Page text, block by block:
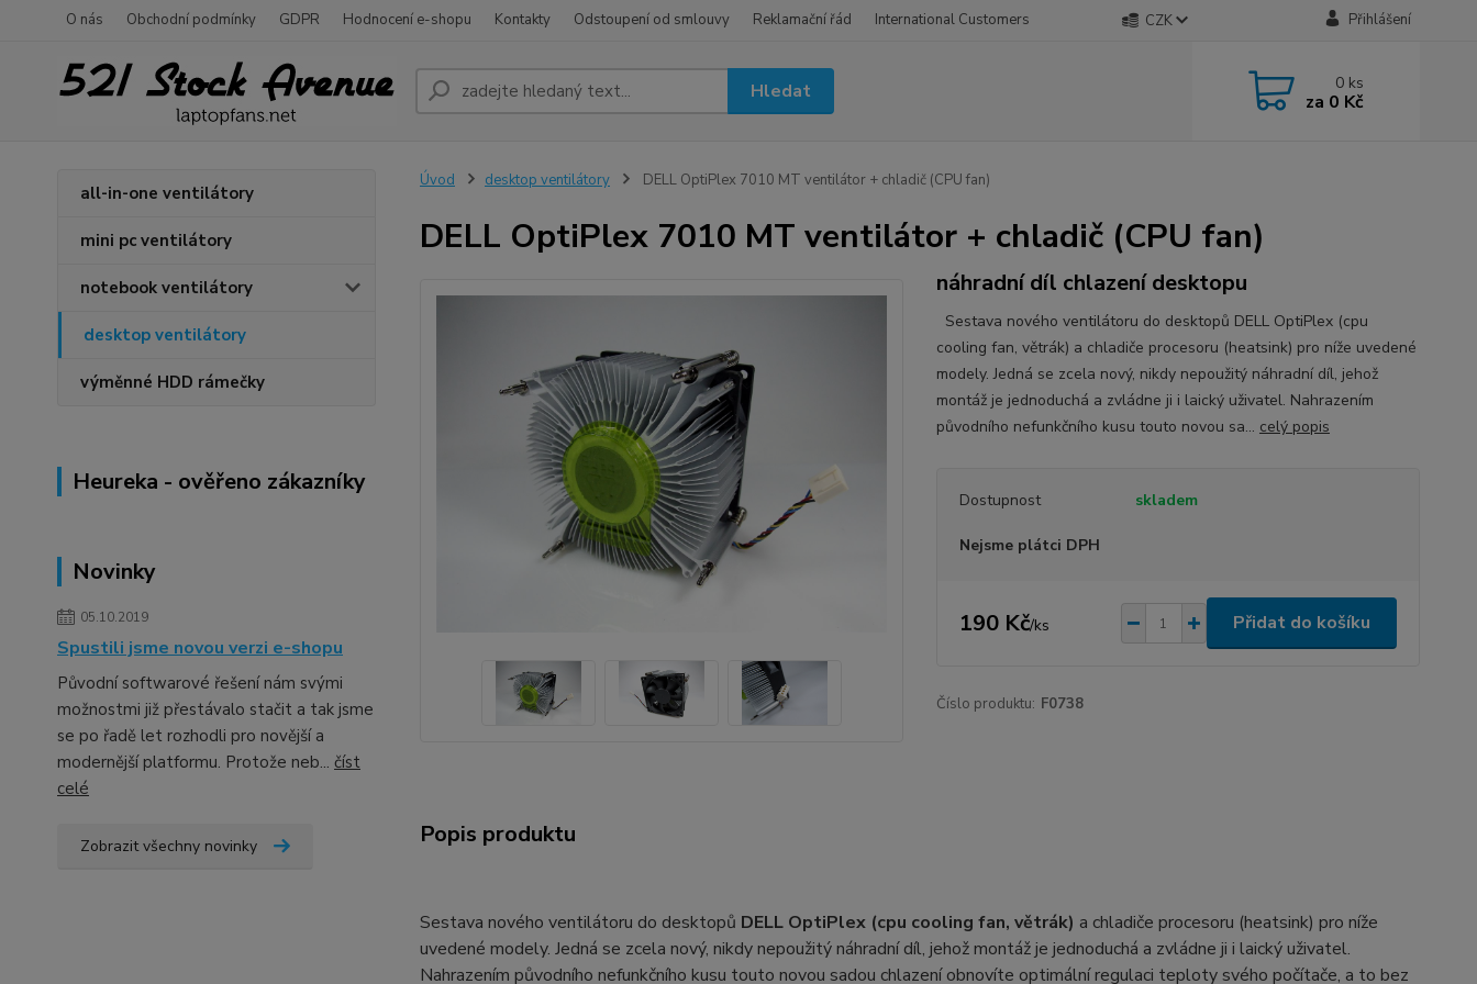
O nás Obchodní podmínky GDPR Hodnocení e-shopu Kontakty Odstoupení od smlouvy Reklamační řád International Customers CZK Přihlášení
Hledat 0 ks
za 0 Kč
all-in-one ventilátory
mini pc ventilátory
notebook ventilátory
desktop ventilátory
výměnné HDD rámečky
Novinky
05.10.2019
Spustili jsme novou verzi e-shopu
Původní softwarové řešení nám svými
možnostmi již přestávalo stačit a tak jsme
se po řadě let rozhodli pro novější a
modernější platformu. Protože neb... číst
celé
Zobrazit všechny novinky
Heureka - ověřeno zákazníky
Úvod desktop ventilátory DELL OptiPlex 7010 MT ventilátor + chladič (CPU fan)
DELL OptiPlex 7010 MT ventilátor + chladič (CPU fan)
náhradní díl chlazení desktopu
Sestava nového ventilátoru do desktopů DELL OptiPlex (cpu
cooling fan, větrák) a chladiče procesoru (heatsink) pro níže uvedené
modely. Jedná se zcela nový, nikdy nepoužitý náhradní díl, jehož
montáž je jednoduchá a zvládne ji i laický uživatel. Nahrazením
původního nefunkčního kusu touto novou sa... celý popis
Dostupnost skladem
Nejsme plátci DPH
190 Kč/ks Přidat do košíku
Číslo produktu: F0738
Popis produktu
Sestava nového ventilátoru do desktopů DELL OptiPlex (cpu cooling fan, větrák) a chladiče procesoru (heatsink) pro níže
uvedené modely. Jedná se zcela nový, nikdy nepoužitý náhradní díl, jehož montáž je jednoduchá a zvládne ji i laický uživatel.
Nahrazením původního nefunkčního kusu touto novou sadou chlazení obnovíte optimální regulaci teploty svého počítače, a to bez